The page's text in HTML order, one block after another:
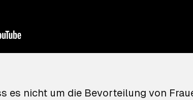
es nicht um die Bevorteilung von